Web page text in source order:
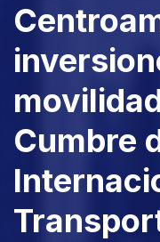
Cumbre